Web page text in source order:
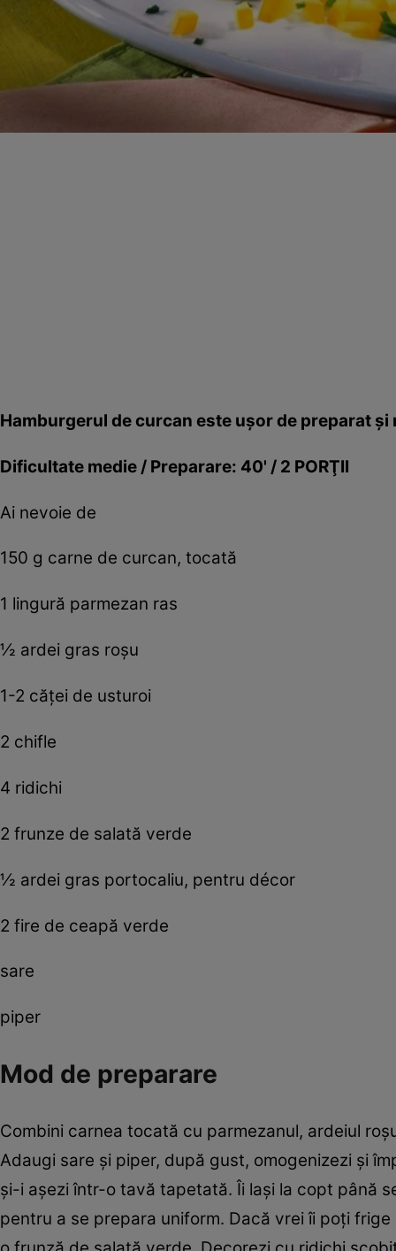
Hamburgerul de curcan este uşor de preparat
Dificultate medie / Preparare: 40' / 2 PORŢII
Ai nevoie de
150 g carne de curcan, tocată
1 lingură parmezan ras
½ ardei gras roşu
1-2 căţei de usturoi
2 chifle
4 ridichi
2 frunze de salată verde
½ ardei gras portocaliu, pentru décor
2 fire de ceapă verde
sare
piper
Mod de preparare
Combini carnea tocată cu parmezanul, ardeiul
Adaugi sare şi piper, după gust, omogenizezi şi
şi-i aşezi într-o tavă tapetată. Îi laşi la copt până
pentru a se prepara uniform. Dacă vrei îi poţi